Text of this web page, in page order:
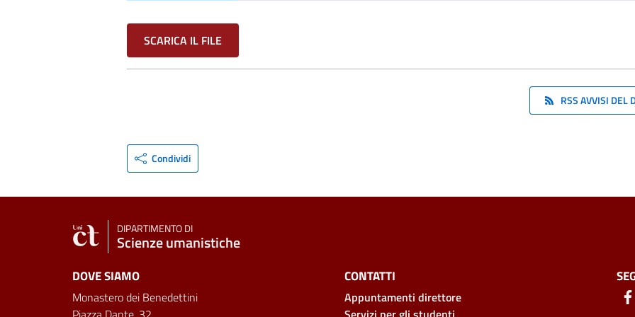
SCARICA IL FILE
RSS AVVISI DEL
Condividi
DIPARTIMENTO DI
Scienze umanistiche
DOVE SIAMO
Monastero dei Benedettini
CONTATTI
Appuntamenti direttore